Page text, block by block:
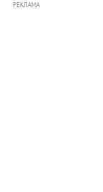
РЕКЛАМА